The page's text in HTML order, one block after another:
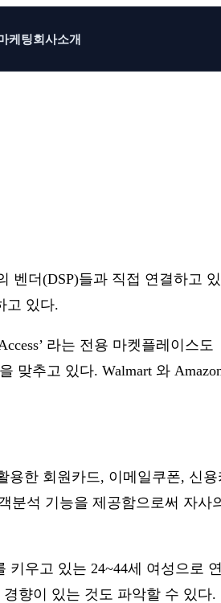
케팅회사소개
벤더(DSP)들과 직접 연결하고
고 있다.
라는 전용 마켓플레이스
추고 있다. Walmart 와
한 회원카드, 이메일쿠폰, 신용
분석 기능을 제공함으로써 자사
키우고 있는 24~44세 여성으로
향이 있는 것도 파악할 수 있다